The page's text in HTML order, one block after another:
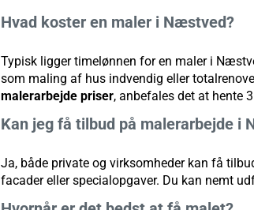
Hvad koster en maler i Næstved?
Typisk ligger timelønnen for en maler i
som maling af hus indvendig eller
malerarbejde priser, anbefales det at hente
Kan jeg få tilbud på malerarbejde i
Ja, både private og virksomheder kan få
facader eller specialopgaver. Du kan nemt